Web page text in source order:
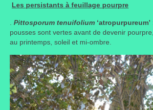
Les persistants à feuillage pourpre
Pittosporum tenuifolium ‘atropurpureum’
pousses sont vertes avant de devenir
au printemps, soleil et mi-ombre.